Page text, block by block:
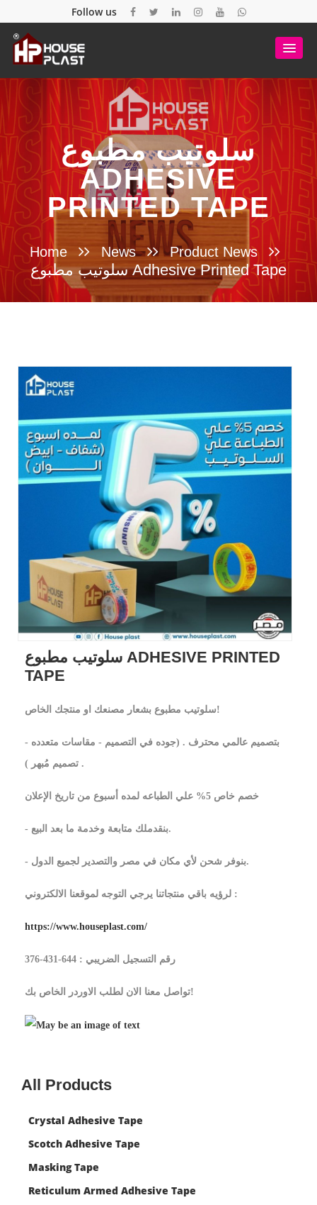
Follow us
سلوتيب مطبوع
ADHESIVE
PRINTED TAPE
Home News Product News
سلوتيب مطبوع Adhesive Printed Tape
سلوتيب مطبوع ADHESIVE PRINTED
TAPE
سلوتيب مطبوع بشعار مصنعك او منتجك الخاص!
بتصميم عالمي محترف . (جوده في التصميم - مقاسات متعدده -
تصميم مُبهر ) .
خصم خاص 5% علي الطباعه لمده أسبوع من تاريخ الإعلان
- بنقدملك متابعة وخدمة ما بعد البيع.
- بنوفر شحن لأي مكان في مصر والتصدير لجميع الدول.
لرؤيه باقي منتجاتنا يرجي التوجه لموقعنا الالكتروني :
https://www.houseplast.com/
رقم التسجيل الضريبي : 644-431-376
تواصل معنا الان لطلب الاوردر الخاص بك!
All Products
Crystal Adhesive Tape
Scotch Adhesive Tape
Masking Tape
Reticulum Armed Adhesive Tape